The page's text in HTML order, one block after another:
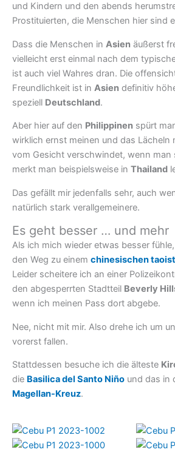
und Kindern und den abends
Prostituierten, die Menschen hier sind
Dass die Menschen in Asien äußerst
vielleicht erst einmal nach dem
ist auch viel Wahres dran. Die
Freundlichkeit ist in Asien definitiv
speziell Deutschland.
Aber hier auf den Philippinen spürt
wirklich ernst meinen und das Lächeln
vom Gesicht verschwindet, wenn man
merkt man beispielsweise in Thailand
Das gefällt mir jedenfalls sehr, auch
natürlich stark verallgemeinere.
Es geht besser … und mehr
Als ich mich wieder etwas besser
den Weg zu einem chinesischen
Leider scheitere ich an einer
den abgesperrten Stadtteil Beverly
wenn ich meinen Pass dort abgebe.
Nee, nicht mit mir. Also drehe ich um
vorerst fallen.
Stattdessen besuche ich die älteste
die Basilica del Santo Niño und das in
Magellan-Kreuz.